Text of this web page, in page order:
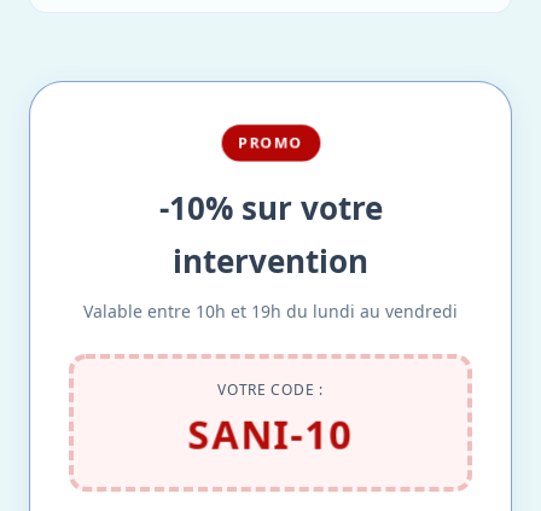
PROMO
-10% sur votre
intervention
Valable entre 10h et 19h du lundi au vendredi
VOTRE CODE :
SANI-10